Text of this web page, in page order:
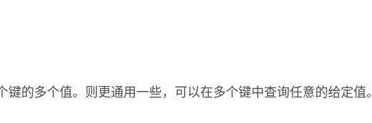
的多个值。则更通用一些，可以在多个键中查询任意的给定值。